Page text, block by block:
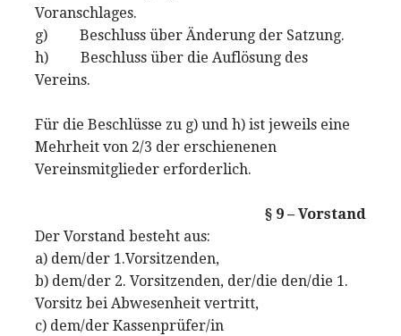
Voranschlages.
g) Beschluss über Änderung der Satzung.
h) Beschluss über die Auflösung des
Vereins.
Für die Beschlüsse zu g) und h) ist jeweils eine
Mehrheit von 2/3 der erschienenen
Vereinsmitglieder erforderlich.
§ 9 – Vorstand
Der Vorstand besteht aus:
a) dem/der 1.Vorsitzenden,
b) dem/der 2. Vorsitzenden, der/die den/die 1.
Vorsitz bei Abwesenheit vertritt,
c) dem/der Kassenprüfer/in